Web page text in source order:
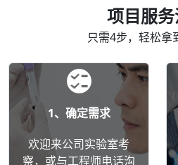
项目服
只需4步，轻松拿
1、确定需求
欢迎来公司实验室考
察，或与工程师电话沟